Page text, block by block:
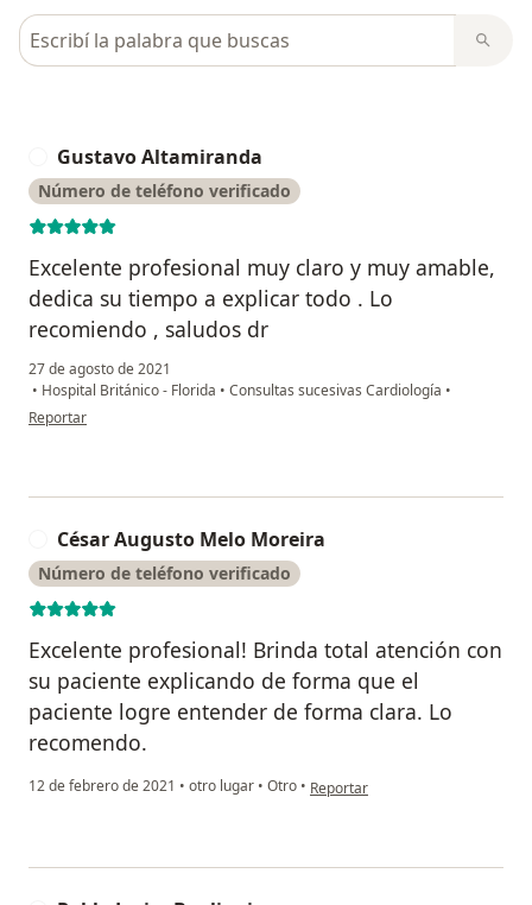
Busca en opiniones
Gustavo Altamiranda
Número de teléfono verificado
Excelente profesional muy claro y muy amable,
dedica su tiempo a explicar todo . Lo
recomiendo , saludos dr
27 de agosto de 2021
• Hospital Británico - Florida • Consultas sucesivas Cardiología •
en opinión del usuario Gustavo Altamiranda
Reportar
César Augusto Melo Moreira
Número de teléfono verificado
Excelente profesional! Brinda total atención con
su paciente explicando de forma que el
paciente logre entender de forma clara. Lo
recomendo.
12 de febrero de 2021 • otro lugar • Otro • en opinión del usuario César
Reportar